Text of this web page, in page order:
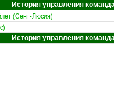
История управления
(Сент-Люсия)
История управления